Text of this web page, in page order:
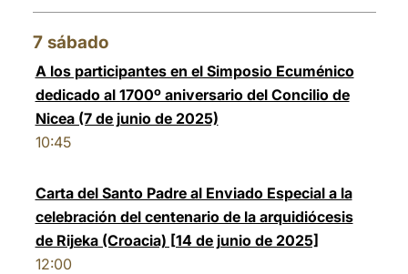
7 sábado
A los participantes en el Simposio Ecuménico
dedicado al 1700º aniversario del Concilio de
Nicea (7 de junio de 2025)
10:45
Carta del Santo Padre al Enviado Especial a la
celebración del centenario de la arquidiócesis
de Rijeka (Croacia) [14 de junio de 2025]
12:00